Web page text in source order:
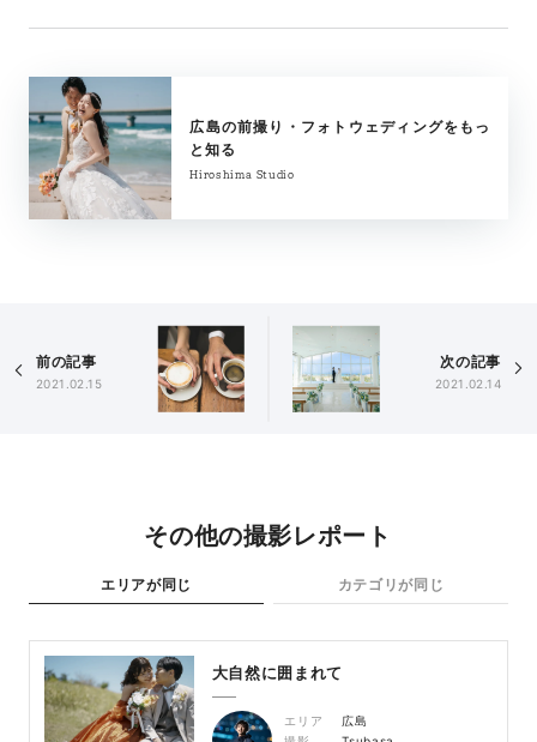
広島の前撮り・フォトウェディングをもっ
と知る
Hiroshima Studio
前の記事
2021.02.15
次の記事
2021.02.14
その他の撮影レポート
エリアが同じ カテゴリが同じ
大自然に囲まれて
エリア
広島